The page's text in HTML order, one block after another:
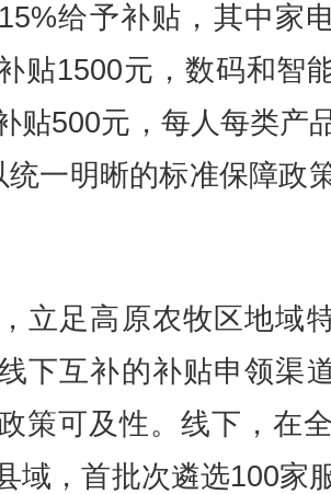
给予补贴，其中家
贴1500元，数码和智
贴500元，每人每类产
统一明晰的标准保障政
足高原农牧区地域
下互补的补贴申领渠
策可及性。线下，在
域，首批次遴选100家